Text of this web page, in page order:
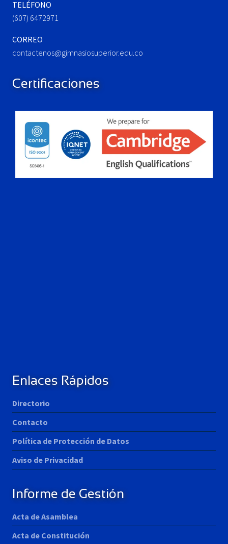
TELÉFONO
(607) 6472971
CORREO
contactenos@gimnasiosuperior.edu.co
Certificaciones
Enlaces Rápidos
Directorio
Contacto
Política de Protección de Datos
Aviso de Privacidad
Informe de Gestión
Acta de Asamblea
Acta de Constitución